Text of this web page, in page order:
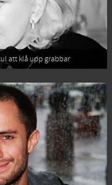
att klå upp grabbar